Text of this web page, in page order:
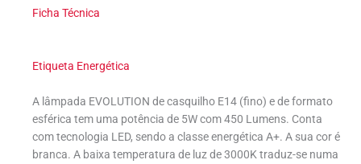
Ficha Técnica
Etiqueta Energética
A lâmpada EVOLUTION de casquilho E14 (fino) e de formato
esférica tem uma potência de 5W com 450 Lumens. Conta
com tecnologia LED, sendo a classe energética A+. A sua cor é
branca. A baixa temperatura de luz de 3000K traduz-se numa